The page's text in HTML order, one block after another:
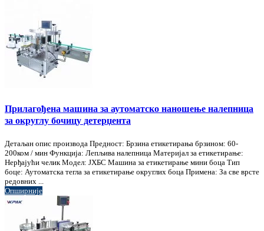
Прилагођена машина за аутоматско наношење налепница
за округлу бочицу детерџента
Детаљан опис производа Предност: Брзина етикетирања брзином: 60-
200ком / мин Функција: Лепљива налепница Материјал за етикетирање:
Нерђајући челик Модел: ЈХБС Машина за етикетирање мини боца Тип
боце: Аутоматска тегла за етикетирање округлих боца Примена: За све врсте
редовних ...
Опширније